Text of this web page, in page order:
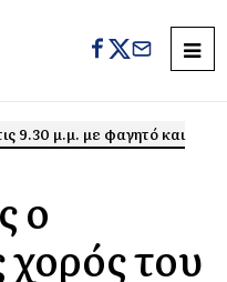
9.30 μ.μ. με φαγητό και
ο
χορός του